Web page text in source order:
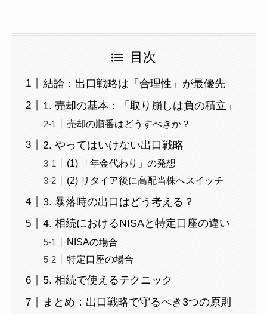
目次
結論：出口戦略は「合理性」が最優先
1. 売却の基本：「取り崩しは負の積立」
売却の順番はどうすべきか？
2. やってはいけない出口戦略
(1) 「年金代わり」の発想
(2) リタイア後に高配当株へスイッチ
3. 暴落時の出口はどう考える？
4. 相続におけるNISAと特定口座の違い
NISAの場合
特定口座の場合
5. 相続で使えるテクニック
まとめ：出口戦略で守るべき3つの原則